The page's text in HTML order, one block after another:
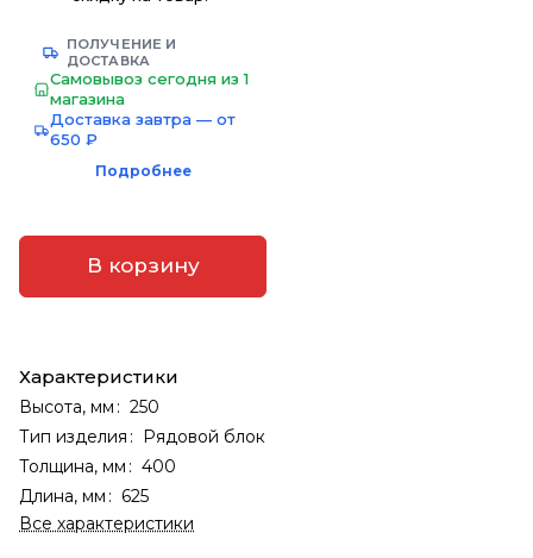
ПОЛУЧЕНИЕ И
ДОСТАВКА
Самовывоз сегодня из 1
магазина
Доставка завтра — от
650 ₽
Подробнее
В корзину
Характеристики
Высота, мм : 250
Тип изделия : Рядовой блок
Толщина, мм : 400
Длина, мм : 625
Все характеристики